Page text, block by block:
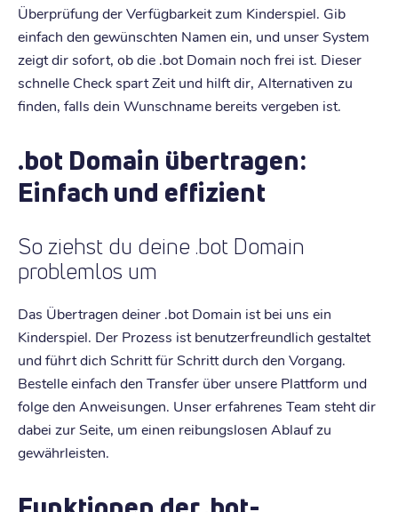
Überprüfung der Verfügbarkeit zum Kinderspiel. Gib
einfach den gewünschten Namen ein, und unser System
zeigt dir sofort, ob die .bot Domain noch frei ist. Dieser
schnelle Check spart Zeit und hilft dir, Alternativen zu
finden, falls dein Wunschname bereits vergeben ist.
.bot Domain übertragen:
Einfach und effizient
So ziehst du deine .bot Domain
problemlos um
Das Übertragen deiner .bot Domain ist bei uns ein
Kinderspiel. Der Prozess ist benutzerfreundlich gestaltet
und führt dich Schritt für Schritt durch den Vorgang.
Bestelle einfach den Transfer über unsere Plattform und
folge den Anweisungen. Unser erfahrenes Team steht dir
dabei zur Seite, um einen reibungslosen Ablauf zu
gewährleisten.